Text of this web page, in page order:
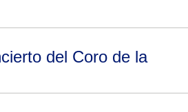
del Coro de la